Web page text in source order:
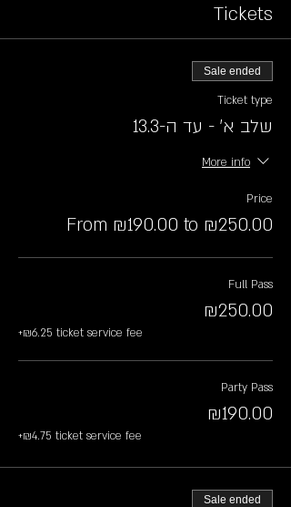
Tickets
Sale ended
Ticket type
שלב א׳ - עד ה-13.3
More info
Price
From ₪190.00 to ₪250.00
Full Pass
₪250.00
+₪6.25 ticket service fee
Party Pass
₪190.00
+₪4.75 ticket service fee
Sale ended